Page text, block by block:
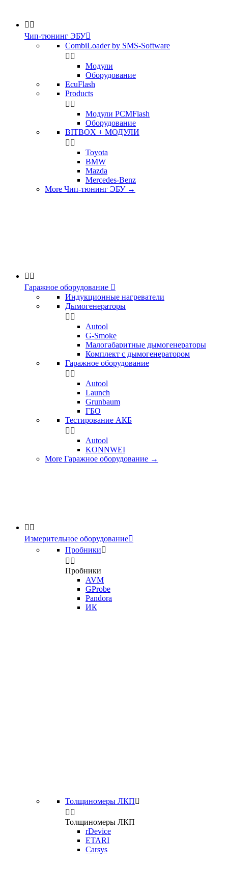
 
Чип-тюнинг ЭБУ
CombiLoader by SMS-Software
 
Модули
Оборудование
EcuFlash
Products
 
Модули PCMFlash
Оборудование
BITBOX + МОДУЛИ
 
Toyota
BMW
Mazda
Mercedes-Benz
More Чип-тюнинг ЭБУ →
 
Гаражное оборудование 
Индукционные нагреватели
Дымогенераторы
 
Аutool
G-Smoke
Малогабаритные дымогенераторы
Комплект с дымогенератором
Гаражное оборудование
 
Autool
Launch
Grunbaum
ГБО
Тестирование АКБ
 
Autool
KONNWEI
More Гаражное оборудование →
 
Измерительное оборудование
Пробники
 
Пробники
AVM
GProbe
Pandora
ИК
Толщиномеры ЛКП
 
Толщиномеры ЛКП
rDevice
ETARI
Carsys